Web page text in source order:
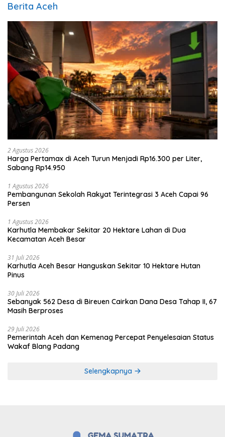
Berita Aceh
2 Agustus 2026
Harga Pertamax di Aceh Turun Menjadi Rp16.300 per Liter,
Sabang Rp14.950
1 Agustus 2026
Pembangunan Sekolah Rakyat Terintegrasi 3 Aceh Capai 96
Persen
1 Agustus 2026
Karhutla Membakar Sekitar 20 Hektare Lahan di Dua
Kecamatan Aceh Besar
31 Juli 2026
Karhutla Aceh Besar Hanguskan Sekitar 10 Hektare Hutan
Pinus
30 Juli 2026
Sebanyak 562 Desa di Bireuen Cairkan Dana Desa Tahap II, 67
Masih Berproses
29 Juli 2026
Pemerintah Aceh dan Kemenag Percepat Penyelesaian Status
Wakaf Blang Padang
Selengkapnya